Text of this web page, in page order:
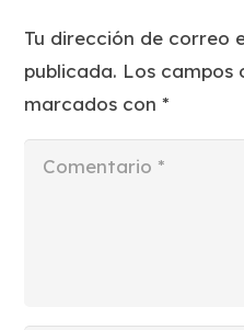
Tu dirección de correo
publicada. Los campos
marcados con*